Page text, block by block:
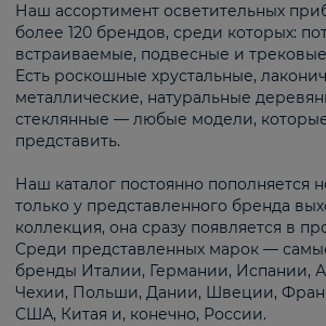
Наш ассортимент осветительных
более 120 брендов, среди которых:
встраиваемые, подвесные и
Есть роскошные хрустальные,
металлические, натуральные
стеклянные — любые модели,
представить.
Наш каталог постоянно пополняется
только у представленного бренда
коллекция, она сразу появляется в
Среди представленных марок —
бренды Италии, Германии, Испании,
Чехии, Польши, Дании, Швеции,
США, Китая и, конечно, России.